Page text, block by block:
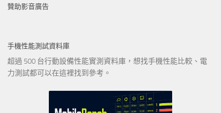
贊助影音廣告
手機性能測試資料庫
超過 500 台行動設備性能實測資料庫，想找手機性能比較、電
力測試都可以在這裡找到參考。